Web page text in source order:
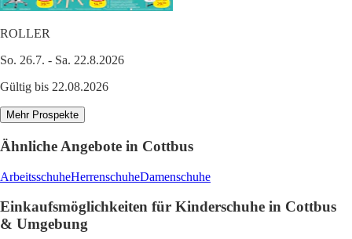
ROLLER
So. 26.7. - Sa. 22.8.2026
Gültig bis 22.08.2026
Mehr Prospekte
Ähnliche Angebote in Cottbus
ArbeitsschuheHerrenschuheDamenschuhe
Einkaufsmöglichkeiten für Kinderschuhe in Cottbus
& Umgebung